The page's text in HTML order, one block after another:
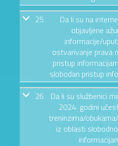
25
Da li su na
objavljene
informacije/
ostvarivanje prava
pristup
slobodan pristup
26
Da li su službenici
2024. godini
treninzima/
iz oblasti